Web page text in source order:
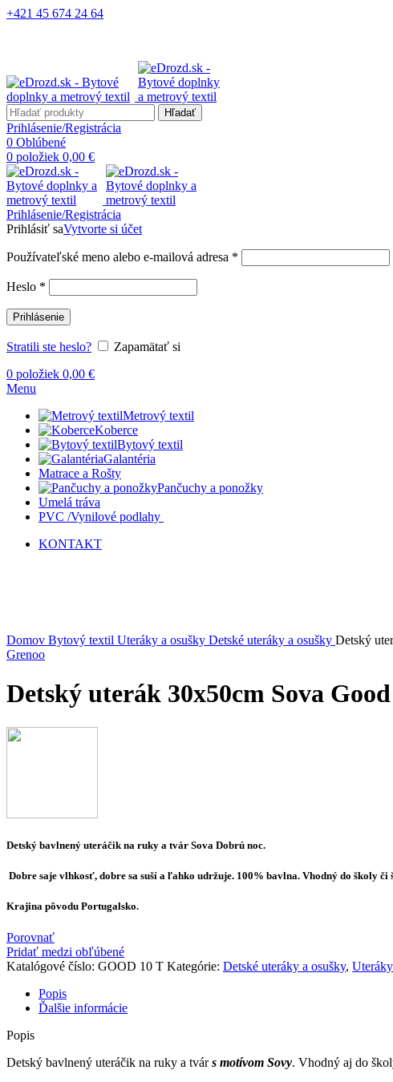
+421 45 674 24 64
Hľadať
Prihlásenie/Registrácia
0 Oblúbené
0 položiek 0,00 €
Prihlásenie/Registrácia
Prihlásiť saVytvorte si účet
Používateľské meno alebo e-mailová adresa *
Heslo *
Prihlásenie
Stratili ste heslo?
Zapamätať si
0 položiek 0,00 €
Menu
Metrový textil
Koberce
Bytový textil
Galantéria
Matrace a Rošty
Pančuchy a ponožky
Umelá tráva
PVC /Vynilové podlahy
KONTAKT
Domov Bytový textil Uteráky a osušky Detské uteráky a osušky Detský
Grenoo
Detský uterák 30x50cm Sova
Detský bavlnený uteráčik na ruky a tvár Sova Dobrú noc.
Dobre saje vlhkosť, dobre sa suší a ľahko udržuje. 100% bavlna. Vhodný do školy či
Krajina pôvodu Portugalsko.
Porovnať
Pridať medzi obľúbené
Katalógové číslo: GOOD 10 T Kategórie: Detské uteráky a osušky,
Popis
Ďalšie informácie
Popis
Detský bavlnený uteráčik na ruky a tvárs motívom Sovy. Vhodný aj do